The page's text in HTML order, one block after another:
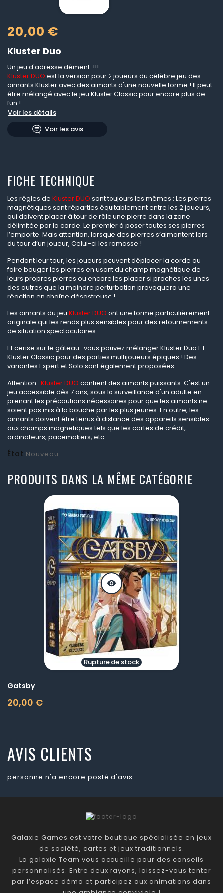
20,00 €
Kluster Duo
Un jeu d'adresse dément..!!!
Kluster DUO est la version pour 2 joueurs du célèbre jeu des
aimants Kluster avec des aimants d'une nouvelle forme ! Il peut
être mélangé avec le jeu Kluster Classic pour encore plus de
fun !
Voir les détails
Voir les avis
FICHE TECHNIQUE
Les règles de Kluster DUO sont toujours les mêmes : Les pierres
magnétiques sont réparties équitablement entre les 2 joueurs,
qui doivent placer à tour de rôle une pierre dans la zone
délimitée par la corde. Le premier à poser toutes ses pierres
l’emporte. Mais attention, lorsque des pierres s’aimantent lors
du tour d’un joueur, Celui-ci les ramasse !
Pendant leur tour, les joueurs peuvent déplacer la corde ou
faire bouger les pierres en usant du champ magnétique de
leurs propres pierres ou encore les placer si proches les unes
des autres que la moindre perturbation provoquera une
réaction en chaîne désastreuse !
Les aimants du jeu Kluster DUO ont une forme particulièrement
originale qui les rends plus sensibles pour des retournements
de situation spectaculaires.
Et cerise sur le gâteau : vous pouvez mélanger Kluster Duo ET
Kluster Classic pour des parties multijoueurs épiques ! Des
variantes Expert et Solo sont également proposées.
Attention : Kluster DUO contient des aimants puissants. C'est un
jeu accessible dès 7 ans, sous la surveillance d'un adulte en
prenant les précautions nécessaires pour que les aimants ne
soient pas mis à la bouche par les plus jeunes. En outre, les
aimants doivent être tenus à distance des appareils sensibles
aux champs magnetiques tels que les cartes de crédit,
ordinateurs, pacemakers, etc...
État Nouveau
PRODUITS DANS LA MÊME CATÉGORIE
visibility
Rupture de stock
Gatsby
20,00 €
Prix
AVIS CLIENTS
personne n'a encore posté d'avis
Galaxie Games est votre boutique spécialisée en jeux
de société, cartes et jeux traditionnels.
La galaxie Team vous accueille pour des conseils
personnalisés. Entre deux rayons, laissez-vous tenter
par l’espace démo et participez aux animations dans